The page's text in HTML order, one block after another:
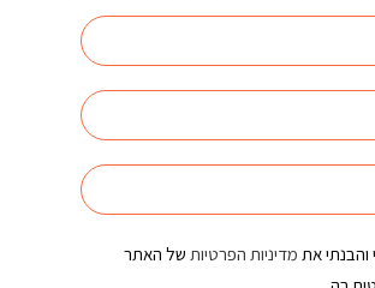
את מדיניות הפרטיות של האתר